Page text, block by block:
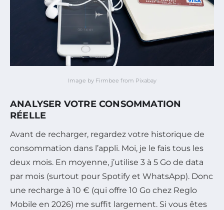
Image by Firmbee from Pixabay
ANALYSER VOTRE CONSOMMATION
RÉELLE
Avant de recharger, regardez votre historique de
consommation dans l’appli. Moi, je le fais tous les
deux mois. En moyenne, j’utilise 3 à 5 Go de data
par mois (surtout pour Spotify et WhatsApp). Donc
une recharge à 10 € (qui offre 10 Go chez Reglo
Mobile en 2026) me suffit largement. Si vous êtes